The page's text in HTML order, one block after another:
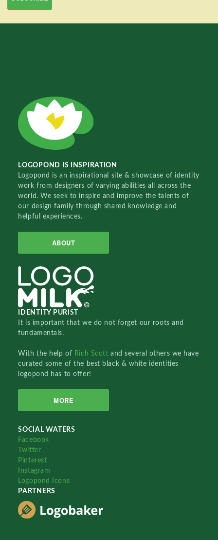
LOGOPOND IS INSPIRATION
Logopond is an inspirational site & showcase of identity
work from designers of varying abilities all across the
world. We seek to inspire and improve the talents of
our design family through shared knowledge and
helpful experiences.
ABOUT
IDENTITY PURIST
It is important that we do not forget our roots and
fundamentals.
With the help of Rich Scottand several others we have
curated some of the best black & white identities
logopond has to offer!
MORE
SOCIAL WATERS
Facebook
Twitter
Pinterest
Instagram
Logopond Icons
PARTNERS